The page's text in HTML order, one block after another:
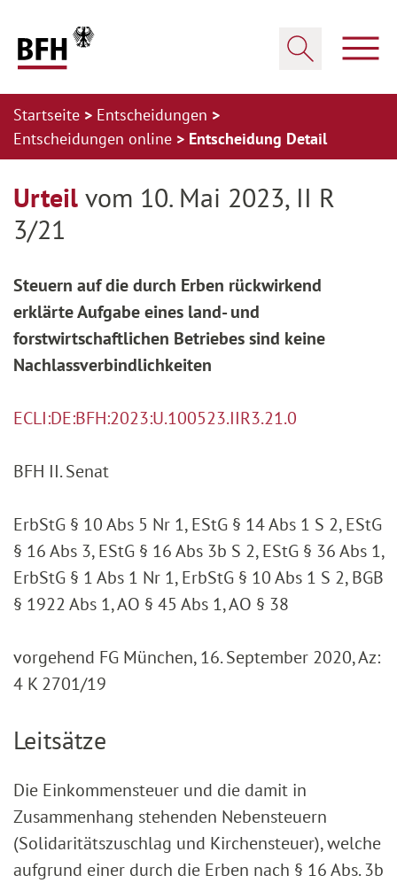
Startseite
Entscheidungen
Entscheidungen online
Entscheidung Detail
Urteil vom 10. Mai 2023, II R
3/21
Steuern auf die durch Erben rückwirkend
erklärte Aufgabe eines land- und
forstwirtschaftlichen Betriebes sind keine
Nachlassverbindlichkeiten
ECLI:DE:BFH:2023:U.100523.IIR3.21.0
BFH II. Senat
ErbStG § 10 Abs 5 Nr 1, EStG § 14 Abs 1 S 2, EStG
§ 16 Abs 3, EStG § 16 Abs 3b S 2, EStG § 36 Abs 1,
ErbStG § 1 Abs 1 Nr 1, ErbStG § 10 Abs 1 S 2, BGB
§ 1922 Abs 1, AO § 45 Abs 1, AO § 38
vorgehend FG München, 16. September 2020, Az:
4 K 2701/19
Leitsätze
Die Einkommensteuer und die damit in
Zusammenhang stehenden Nebensteuern
(Solidaritätszuschlag und Kirchensteuer), welche
aufgrund einer durch die Erben nach § 16 Abs. 3b